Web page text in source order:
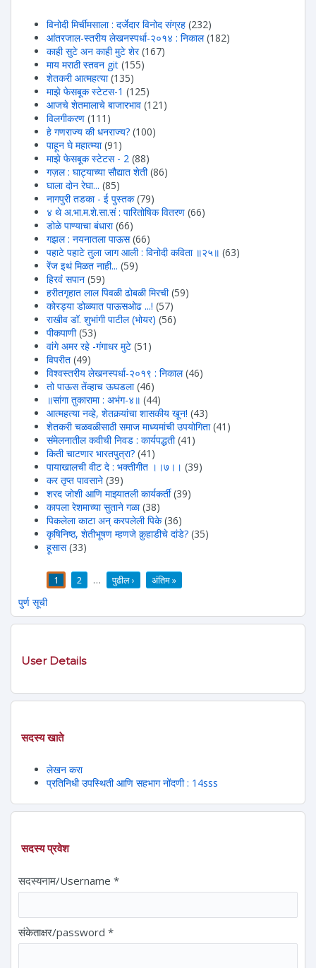
विनोदी मिर्चीमसाला : दर्जेदार विनोद संग्रह (232)
आंतरजाल-स्तरीय लेखनस्पर्धा-२०१४ : निकाल (182)
काही सुटे अन काही मुटे शेर (167)
माय मराठी स्तवन git (155)
शेतकरी आत्महत्या (135)
माझे फेसबूक स्टेटस-1 (125)
आजचे शेतमालाचे बाजारभाव (121)
विलगीकरण (111)
हे गणराज्य की धनराज्य? (100)
पाहून घे महात्म्या (91)
माझे फेसबूक स्टेटस - 2 (88)
गज़ल : घाट्याच्या सौद्यात शेती (86)
घाला दोन रेघा... (85)
नागपुरी तडका - ई पुस्तक (79)
४ थे अ.भा.म.शे.सा.सं : पारितोषिक वितरण (66)
डोळे पाण्याचा बंधारा (66)
गझल : नयनातला पाऊस (66)
पहाटे पहाटे तुला जाग आली : विनोदी कविता ॥२५॥ (63)
रेंज इथं मिळत नाही... (59)
हिरवंं सपान (59)
हरीतगृहात लाल पिवळी ढोबळी मिरची (59)
कोरड्या डोळ्यात पाऊसओढ ...! (57)
राखीव डॉ. शुभांगी पाटील (भोयर) (56)
पीकपाणी (53)
वांगे अमर रहे -गंगाधर मुटे (51)
विपरीत (49)
विश्वस्तरीय लेखनस्पर्धा-२०१९ : निकाल (46)
तो पाऊस तेंव्हाच ऊघडला (46)
॥सांगा तुकारामा : अभंग-४॥ (44)
आत्महत्या नव्हे, शेतकर्‍यांचा शासकीय खून! (43)
शेतकरी चळवळीसाठी समाज माध्यमांची उपयोगिता (41)
संमेलनातील कवीची निवड : कार्यपद्धती (41)
किती चाटणार भारतपुत्रा? (41)
पायाखालची वीट दे : भक्तीगीत ।।७।। (39)
कर तृप्त पावसाने (39)
शरद जोशी आणि माझ्यातली कार्यकर्ती (39)
कापला रेशमाच्या सुताने गळा (38)
पिकलेला काटा अन् करपलेली पिके (36)
कृषिनिष्ठ, शेतीभूषण म्हणजे कुर्‍हाडीचे दांडे? (35)
हूसास (33)
1 2 … पुढील › अंतिम »
पुर्ण सूची
User Details
सदस्य खाते
लेखन करा
प्रतिनिधी उपस्थिती आणि सहभाग नोंदणी : 14sss
सदस्य प्रवेश
सदस्यनाम/Username *
संकेताक्षर/password *